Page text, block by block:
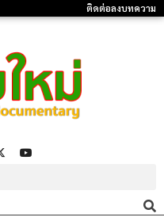
ติดต่อลงบทความ